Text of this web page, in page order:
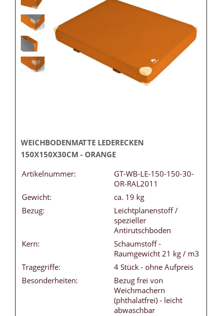
WEICHBODENMATTE LEDERECKEN
150X150X30CM - ORANGE
Artikelnummer:
GT-WB-LE-150-150-30-
OR-RAL2011
Gewicht:
ca. 19 kg
Bezug:
Leichtplanenstoff /
spezieller
Antirutschboden
Kern:
Schaumstoff -
Raumgewicht 21 kg / m3
Tragegriffe:
4 Stück - ohne Aufpreis
Besonderheiten:
Bezug frei von
Weichmachern
(phthalatfrei) - leicht
abwaschbar